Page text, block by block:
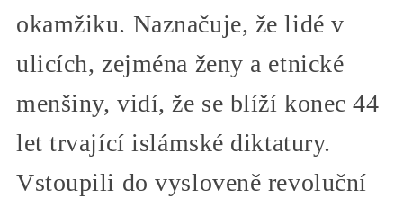
okamžiku. Naznačuje, že lidé v
ulicích, zejména ženy a etnické
menšiny, vidí, že se blíží konec 44
let trvající islámské diktatury.
Vstoupili do vysloveně revoluční